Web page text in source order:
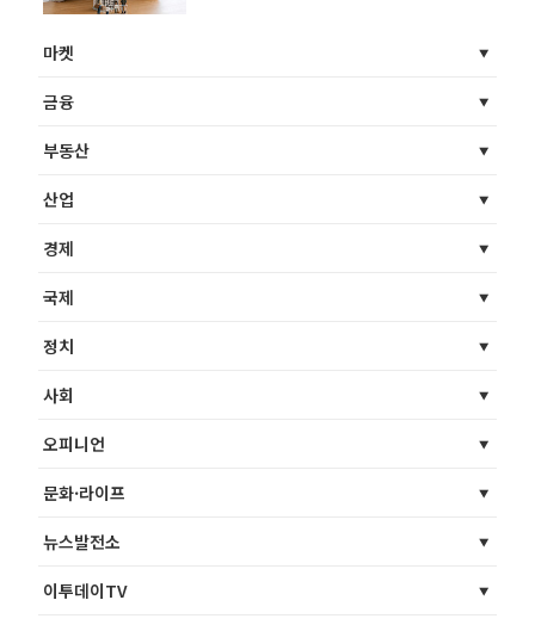
마켓
금융
부동산
산업
경제
국제
정치
사회
오피니언
문화·라이프
뉴스발전소
이투데이TV